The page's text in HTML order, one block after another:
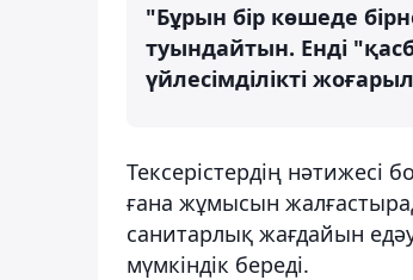
"Бұрын бір көшеде
туындайтын. Енді
үйлесімділікті
Тексерістердің нәтижесі
ғана жұмысын
санитарлық жағдайын
мүмкіндік береді.